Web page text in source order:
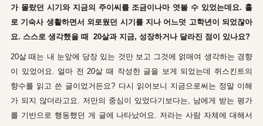
가 몰랐던 시기와 지금의 주이씨를 조금이나마 엿볼 수 있었는데요. 홀
로 기숙사 생활하면서 외로웠던 시기를 지나 어느덧 고학년이 되었잖아
요. 스스로 생각했을 때 20살과 지금, 성장하거나 달라진 점이 있나요?
20살 때는 내 눈앞에 당장 있는 것만 보고 그것에 얽매여 생각하는 경향
이 있었어요. 얼마 전 20살 때 작성한 글을 보게 되었는데 쥐스킨트의
향수를 읽고 쓴 글이었거든요? 다시 읽어보니 지금으로써는 정말 이해
가 되지 않더라고요. 저만의 중심이 있었다기보다는, 남에게 받는 평가
를 기반으로 행동했던 게 글에 나타났어요. 저라는 사람 자체에 대해서